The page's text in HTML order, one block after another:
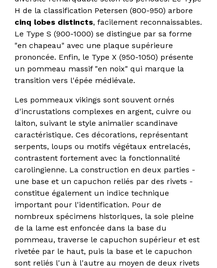
H de la classification Petersen (800-950) arbore
cinq lobes distincts, facilement reconnaissables.
Le Type S (900-1000) se distingue par sa forme
"en chapeau" avec une plaque supérieure
prononcée. Enfin, le Type X (950-1050) présente
un pommeau massif "en noix" qui marque la
transition vers l'épée médiévale.
Les pommeaux vikings sont souvent ornés
d'incrustations complexes en argent, cuivre ou
laiton, suivant le style animalier scandinave
caractéristique. Ces décorations, représentant
serpents, loups ou motifs végétaux entrelacés,
contrastent fortement avec la fonctionnalité
carolingienne. La construction en deux parties -
une base et un capuchon reliés par des rivets -
constitue également un indice technique
important pour l'identification. Pour de
nombreux spécimens historiques, la soie pleine
de la lame est enfoncée dans la base du
pommeau, traverse le capuchon supérieur et est
rivetée par le haut, puis la base et le capuchon
sont reliés l'un à l'autre au moyen de deux rivets